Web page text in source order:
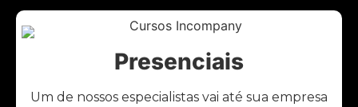
Presenciais
Um de nossos especialistas vai até sua empresa